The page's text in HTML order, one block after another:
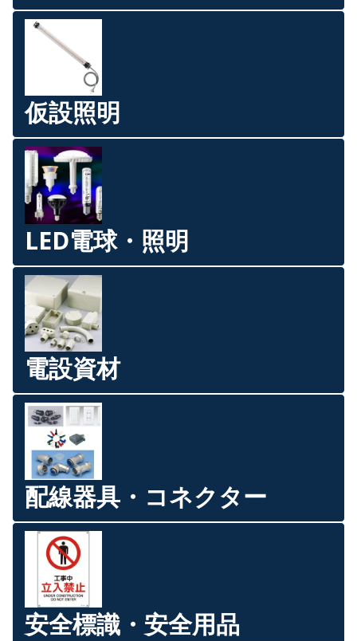
仮設照明
LED電球・照明
電設資材
配線器具・コネクター
安全標識・安全用品